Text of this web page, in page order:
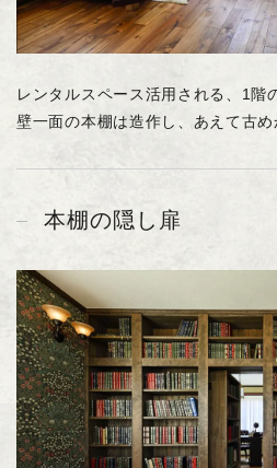
レンタルスペース活用される、1階
壁一面の本棚は造作し、あえて古め
本棚の隠し扉